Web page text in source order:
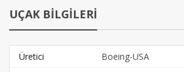
UÇAK BİLGİLERİ
Üretici
Boeing-USA